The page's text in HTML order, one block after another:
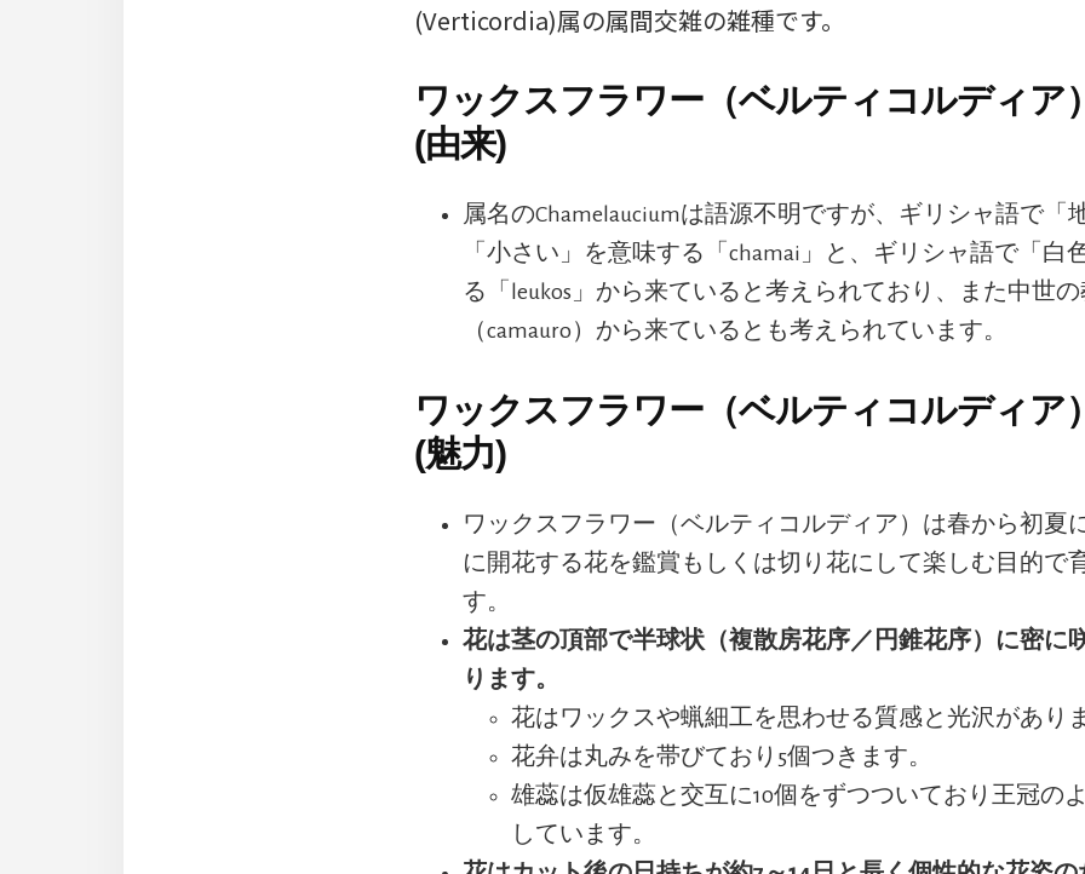
(Verticordia)属の属間交雑の雑種です。
ワックスフラワー（ベルティコルディア
(由来)
属名のChamelauciumは語源不明ですが、ギリシャ語で「
「小さい」を意味する「chamai」と、ギリシャ語で「白
る「leukos」から来ていると考えられており、また中世
（camauro）から来ているとも考えられています。
ワックスフラワー（ベルティコルディア
(魅力)
ワックスフラワー（ベルティコルディア）は春から初夏
に開花する花を鑑賞もしくは切り花にして楽しむ目的で
す。
花は茎の頂部で半球状（複散房花序／円錐花序）に密に
ります。
花はワックスや蝋細工を思わせる質感と光沢があり
花弁は丸みを帯びており5個つきます。
雄蕊は仮雄蕊と交互に10個をずつついており王冠の
しています。